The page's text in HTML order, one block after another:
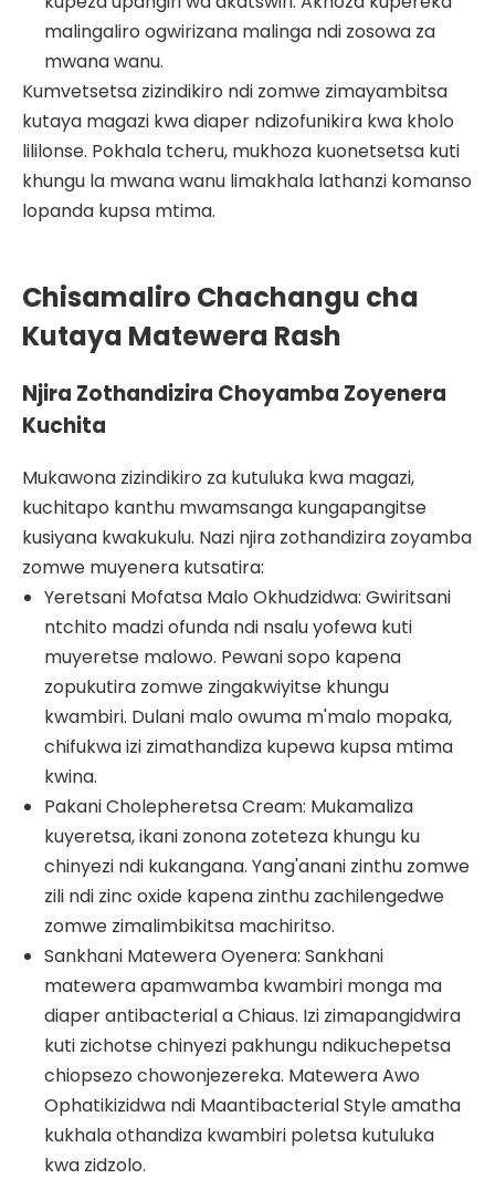
malingaliro ogwirizana malinga ndi zosowa za
mwana wanu.
Kumvetsetsa zizindikiro ndi zomwe zimayambitsa
kutaya magazi kwa diaper ndizofunikira kwa kholo
lililonse. Pokhala tcheru, mukhoza kuonetsetsa kuti
khungu la mwana wanu limakhala lathanzi komanso
lopanda kupsa mtima.
Chisamaliro Chachangu cha
Kutaya Matewera Rash
Njira Zothandizira Choyamba Zoyenera
Kuchita
Mukawona zizindikiro za kutuluka kwa magazi,
kuchitapo kanthu mwamsanga kungapangitse
kusiyana kwakukulu. Nazi njira zothandizira zoyamba
zomwe muyenera kutsatira:
Yeretsani Mofatsa Malo Okhudzidwa: Gwiritsani
ntchito madzi ofunda ndi nsalu yofewa kuti
muyeretse malowo. Pewani sopo kapena
zopukutira zomwe zingakwiyitse khungu
kwambiri. Dulani malo owuma m'malo mopaka,
chifukwa izi zimathandiza kupewa kupsa mtima
kwina.
Pakani Cholepheretsa Cream: Mukamaliza
kuyeretsa, ikani zonona zoteteza khungu ku
chinyezi ndi kukangana. Yang'anani zinthu zomwe
zili ndi zinc oxide kapena zinthu zachilengedwe
zomwe zimalimbikitsa machiritso.
Sankhani Matewera Oyenera: Sankhani
matewera apamwamba kwambiri monga ma
diaper antibacterial a Chiaus. Izi zimapangidwira
kuti zichotse chinyezi pakhungu ndikuchepetsa
chiopsezo chowonjezereka. Matewera Awo
Ophatikizidwa ndi Maantibacterial Style amatha
kukhala othandiza kwambiri poletsa kutuluka
kwa zidzolo.